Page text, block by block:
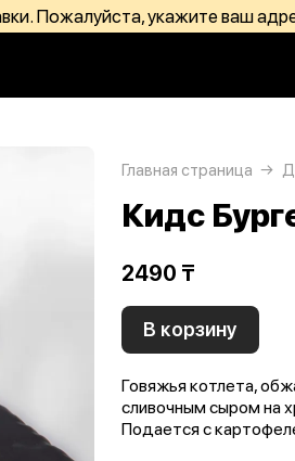
Пожалуйста, укажите ваш
Главная страница
Кидс
2490 ₸
В корзину
Говяжья котлета,
сливочным сыром на
Подается с